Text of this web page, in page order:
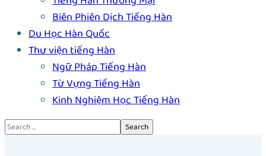
Biên Phiên Dịch Tiếng Hàn
Du Học Hàn Quốc
Thư viện tiếng Hàn
Ngữ Pháp Tiếng Hàn
Từ Vựng Tiếng Hàn
Kinh Nghiệm Học Tiếng Hàn